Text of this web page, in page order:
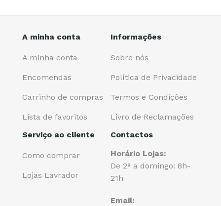
A minha conta
A minha conta
Encomendas
Carrinho de compras
Lista de favoritos
Informações
Sobre nós
Política de Privacidade
Termos e Condições
Livro de Reclamações
Serviço ao cliente
Como comprar
Lojas Lavrador
Contactos
Horário Lojas:
De 2ª a domingo: 8h-
21h
Email: